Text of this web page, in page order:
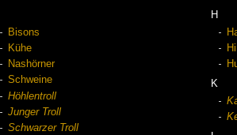
Bisons
Kühe
Nashörner
Schweine
Höhlentroll
Junger Troll
Schwarzer Troll
H
K